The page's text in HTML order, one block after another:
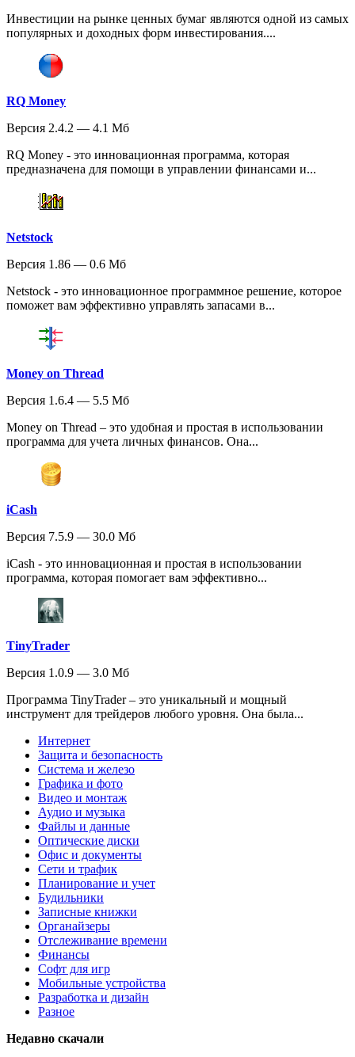
Инвестиции на рынке ценных бумаг являются одной из самых
популярных и доходных форм инвестирования....
RQ Money
Версия 2.4.2 — 4.1 Мб
RQ Money - это инновационная программа, которая
предназначена для помощи в управлении финансами и...
Netstock
Версия 1.86 — 0.6 Мб
Netstock - это инновационное программное решение, которое
поможет вам эффективно управлять запасами в...
Money on Thread
Версия 1.6.4 — 5.5 Мб
Money on Thread – это удобная и простая в использовании
программа для учета личных финансов. Она...
iCash
Версия 7.5.9 — 30.0 Мб
iCash - это инновационная и простая в использовании
программа, которая помогает вам эффективно...
TinyTrader
Версия 1.0.9 — 3.0 Мб
Программа TinyTrader – это уникальный и мощный
инструмент для трейдеров любого уровня. Она была...
Интернет
Защита и безопасность
Система и железо
Графика и фото
Видео и монтаж
Аудио и музыка
Файлы и данные
Оптические диски
Офис и документы
Сети и трафик
Планирование и учет
Будильники
Записные книжки
Органайзеры
Отслеживание времени
Финансы
Софт для игр
Мобильные устройства
Разработка и дизайн
Разное
Недавно скачали